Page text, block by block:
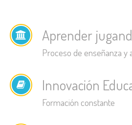
Aprender
Proceso de enseñanza y
Innovación
Formación constante